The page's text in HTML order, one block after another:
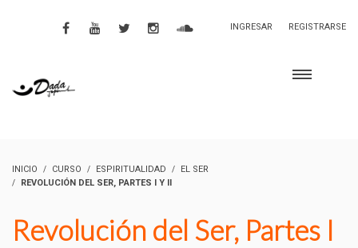
INGRESAR REGISTRARSE
INICIO CURSO ESPIRITUALIDAD
EL SER
REVOLUCIÓN DEL SER, PARTES I Y II
Revolución del Ser, Partes I